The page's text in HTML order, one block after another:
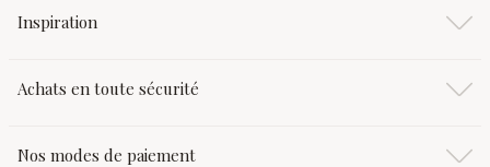
Inspiration
Achats en toute sécurité
Nos modes de paiement